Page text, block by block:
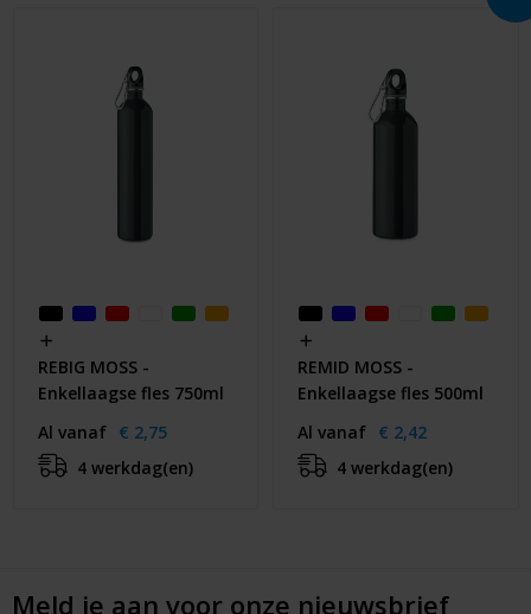
REBIG MOSS -
Enkellaagse fles 750ml
Al vanaf € 2,75
4 werkdag(en)
REMID MOSS -
Enkellaagse fles 500ml
Al vanaf € 2,42
4 werkdag(en)
Meld je aan voor onze nieuwsbrief